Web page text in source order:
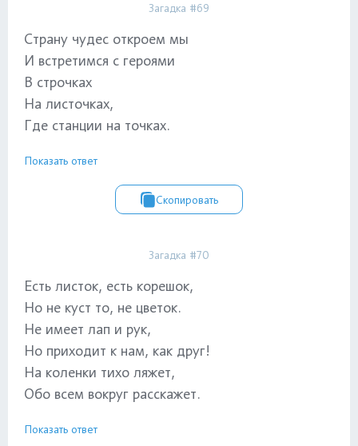
Загадка #69
Страну чудес откроем мы
И встретимся с героями
В строчках
На листочках,
Где станции на точках.
Показать ответ
Скопировать
Загадка #70
Есть листок, есть корешок,
Но не куст то, не цветок.
Не имеет лап и рук,
Но приходит к нам, как друг!
На коленки тихо ляжет,
Обо всем вокруг расскажет.
Показать ответ